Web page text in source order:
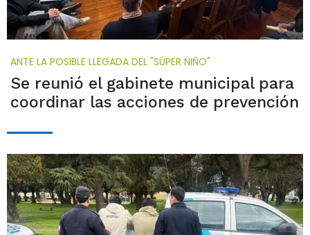
ANTE LA POSIBLE LLEGADA DEL "SÚPER NIÑO"
Se reunió el gabinete municipal para
coordinar las acciones de prevención